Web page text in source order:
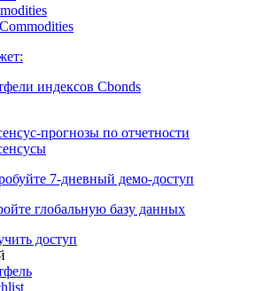
индексов Cbonds
7-дневный
глобальную базу данных